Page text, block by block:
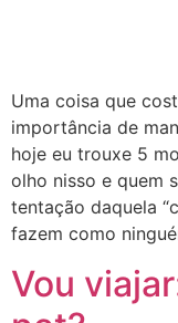
Uma coisa que
importância de
hoje eu trouxe 5
olho nisso e quem
tentação daquela
fazem como
Vou